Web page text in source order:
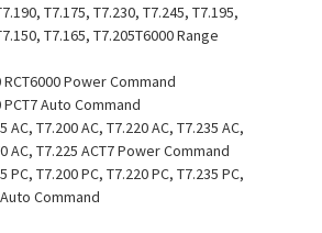
T7.175, T7.230, T7.245, T7.195,
T7.165, T7.205T6000 Range
RCT6000 Power Command
PCT7 Auto Command
AC, T7.200 AC, T7.220 AC, T7.235 AC,
AC, T7.225 ACT7 Power Command
PC, T7.200 PC, T7.220 PC, T7.235 PC,
Command